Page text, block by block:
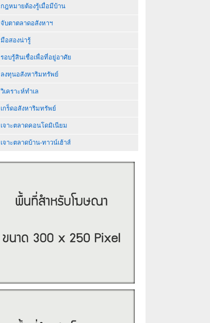
กฎหมายต้องรู้เมื่อมีบ้าน
จับตาตลาดอสังหาฯ
มือสองน่ารู้
รอบรู้สินเชื่อเพื่อที่อยู่อาศัย
ลงทุนอสังหาริมทรัพย์
วิเคราะห์ทำเล
เกร็ดอสังหาริมทรัพย์
เจาะตลาดคอนโดมิเนียม
เจาะตลาดบ้าน-ทาวน์เฮ้าส์